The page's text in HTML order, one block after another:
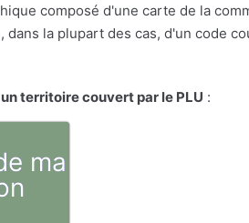
composé d'une carte de la
la plupart des cas, d'un code
territoire couvert par le PLU :
ma